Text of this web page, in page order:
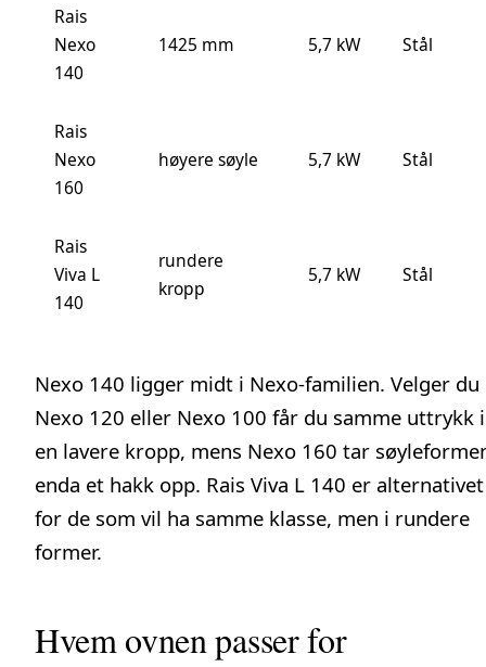
Rais
Nexo
140
1425 mm 5,7 kW Stål
Rais
Nexo
160
høyere søyle 5,7 kW Stål
Rais
Viva L
140
rundere
kropp
5,7 kW Stål
Nexo 140 ligger midt i Nexo-familien. Velger du
Nexo 120 eller Nexo 100 får du samme uttrykk i
en lavere kropp, mens Nexo 160 tar
enda et hakk opp. Rais Viva L 140 er alternativet
for de som vil ha samme klasse, men i rundere
former.
Hvem ovnen passer for